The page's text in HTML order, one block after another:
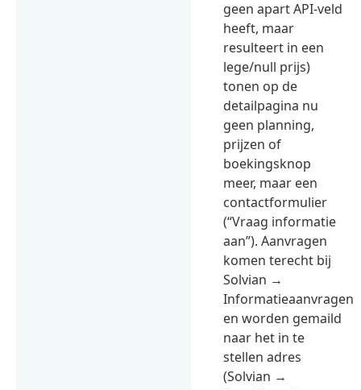
geen apart API-veld
heeft, maar
resulteert in een
lege/null prijs)
tonen op de
detailpagina nu
geen planning,
prijzen of
boekingsknop
meer, maar een
contactformulier
(“Vraag informatie
aan”). Aanvragen
komen terecht bij
Solvian →
Informatieaanvragen
en worden gemaild
naar het in te
stellen adres
(Solvian →